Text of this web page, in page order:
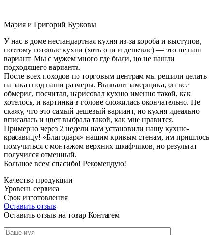
Мария и Григорий Бурковы
У нас в доме нестандартная кухня из-за короба и выступов,
поэтому готовые кухни (хоть они и дешевле) — это не наш
вариант. Мы с мужем много где были, но не нашли
подходящего варианта.
После всех походов по торговым центрам мы решили делать
на заказ под наши размеры. Вызвали замерщика, он все
обмерил, посчитал, нарисовал кухню именно такой, как
хотелось, и картинка в голове сложилась окончательно. Не
скажу, что это самый дешевый вариант, но кухня идеально
вписалась и цвет выбрала такой, как мне нравится.
Примерно через 2 недели нам установили нашу кухню-
красавицу! «Благодаря» нашим кривым стенам, им пришлось
помучиться с монтажом верхних шкафчиков, но результат
получился отменный.
Большое всем спасибо! Рекомендую!
Качество продукции
Уровень сервиса
Срок изготовления
Оставить отзыв
Оставить отзыв на товар Контагем